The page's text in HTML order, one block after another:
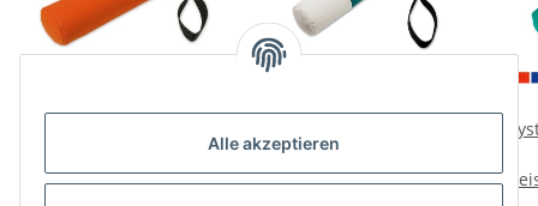
Alle akzeptieren
Preise nach Anmeldung
Speedy Marking 250g
Preise nach Anmeldung